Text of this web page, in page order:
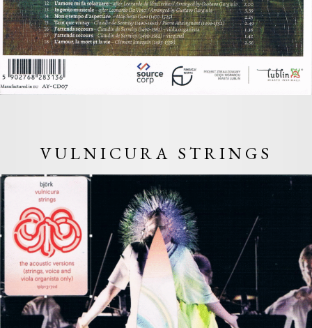
VULNICURA STRINGS